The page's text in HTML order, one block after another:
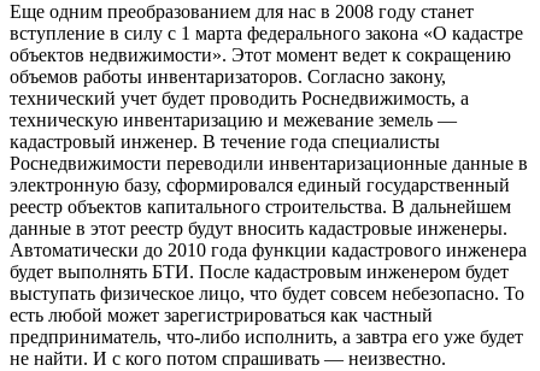
Еще одним преобразованием для нас в 2008 году станет
вступление в силу с 1 марта федерального закона «О кадастре
объектов недвижимости». Этот момент ведет к сокращению
объемов работы инвентаризаторов. Согласно закону,
технический учет будет проводить Роснедвижимость, а
техническую инвентаризацию и межевание земель —
кадастровый инженер. В течение года специалисты
Роснедвижимости переводили инвентаризационные данные в
электронную базу, сформировался единый государственный
реестр объектов капитального строительства. В дальнейшем
данные в этот реестр будут вносить кадастровые инженеры.
Автоматически до 2010 года функции кадастрового инженера
будет выполнять БТИ. После кадастровым инженером будет
выступать физическое лицо, что будет совсем небезопасно. То
есть любой может зарегистрироваться как частный
предприниматель, что-либо исполнить, а завтра его уже будет
не найти. И с кого потом спрашивать — неизвестно.